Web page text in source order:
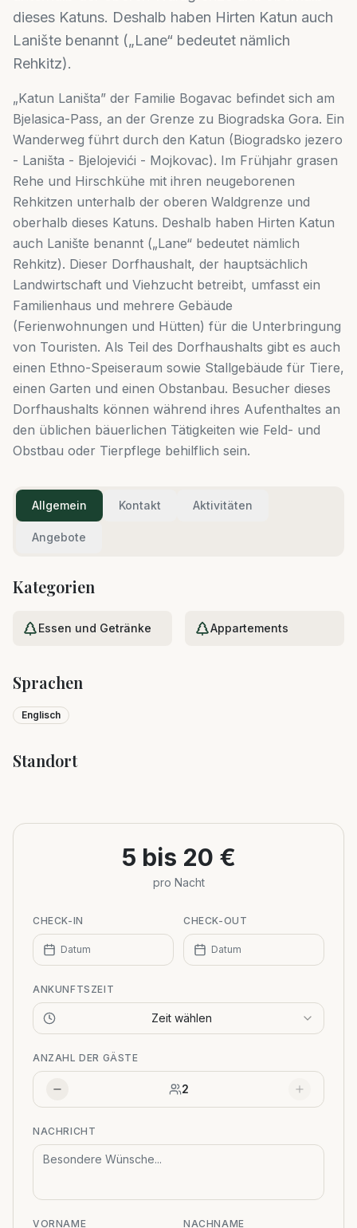
dieses Katuns. Deshalb haben Hirten Katun auch
Lanište benannt („Lane“ bedeutet nämlich
Rehkitz).
„Katun Laništa” der Familie Bogavac befindet sich am
Bjelasica-Pass, an der Grenze zu Biogradska Gora. Ein
Wanderweg führt durch den Katun (Biogradsko jezero
- Laništa - Bjelojevići - Mojkovac). Im Frühjahr grasen
Rehe und Hirschkühe mit ihren neugeborenen
Rehkitzen unterhalb der oberen Waldgrenze und
oberhalb dieses Katuns. Deshalb haben Hirten Katun
auch Lanište benannt („Lane“ bedeutet nämlich
Rehkitz). Dieser Dorfhaushalt, der hauptsächlich
Landwirtschaft und Viehzucht betreibt, umfasst ein
Familienhaus und mehrere Gebäude
(Ferienwohnungen und Hütten) für die Unterbringung
von Touristen. Als Teil des Dorfhaushalts gibt es auch
einen Ethno-Speiseraum sowie Stallgebäude für Tiere,
einen Garten und einen Obstanbau. Besucher dieses
Dorfhaushalts können während ihres Aufenthaltes an
den üblichen bäuerlichen Tätigkeiten wie Feld- und
Obstbau oder Tierpflege behilflich sein.
Allgemein Kontakt Aktivitäten
Angebote
Kategorien
Essen und Getränke Appartements
Sprachen
Englisch
Standort
−
5 bis 20 €
pro Nacht
CHECK-IN
Datum
CHECK-OUT
Datum
ANKUNFTSZEIT
Zeit wählen
ANZAHL DER GÄSTE
2
NACHRICHT
VORNAME NACHNAME